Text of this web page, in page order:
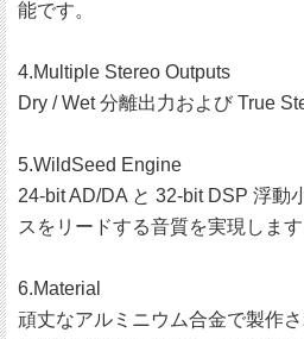
能です。
4.Multiple Stereo Outputs
Dry / Wet 分離出力および True
5.WildSeed Engine
24-bit AD/DA と 32-bit DSP 浮動
スをリードする音質を実現します
6.Material
頑丈なアルミニウム合金で製作